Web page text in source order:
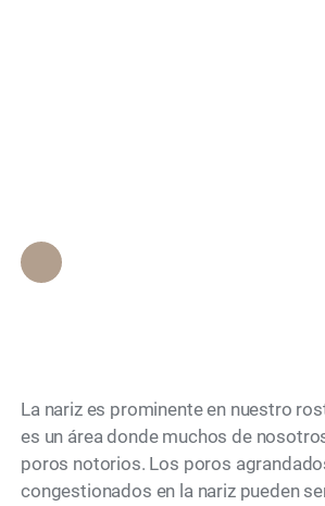
La nariz es prominente en nuestro
es un área donde muchos de
poros notorios. Los poros
congestionados en la nariz pueden